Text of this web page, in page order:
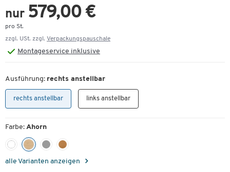
nur 579,00 €
pro St.
zzgl. USt. zzgl. Verpackungspauschale
Montageservice inklusive
Ausführung: rechts anstellbar
rechts anstellbar links anstellbar
Farbe: Ahorn
alle Varianten anzeigen